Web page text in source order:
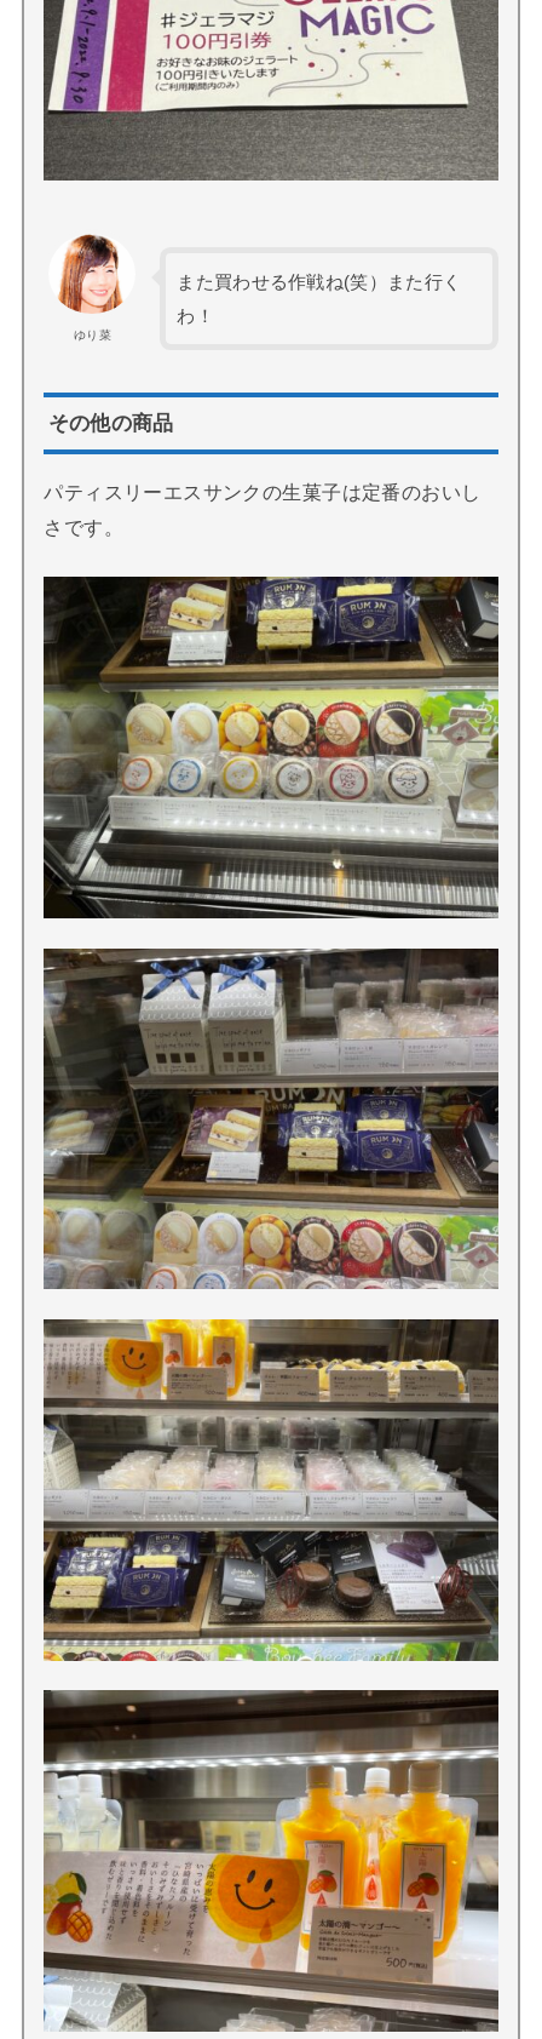
ゆり菜
また買わせる作戦ね(笑）また行く
わ！
その他の商品
パティスリーエスサンクの生菓子は定番のおいし
さです。